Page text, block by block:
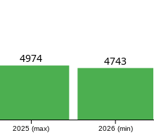
2025 (max) 2026 (min)
4974 4743